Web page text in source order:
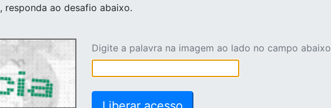
, responda ao desafio abaixo.
Digite a palavra na imagem ao lado no campo abaixo